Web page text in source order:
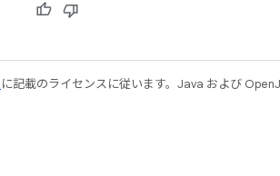
に記載のライセンスに従います。Java および